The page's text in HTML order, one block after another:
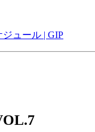
ュール | GIP